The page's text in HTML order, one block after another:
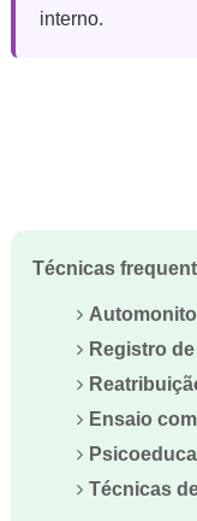
interno.
Técnicas
Registro
Ensaio
Técnicas